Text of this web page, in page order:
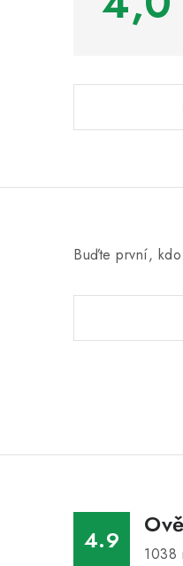
d
í
Buďte první,
4.9 1038